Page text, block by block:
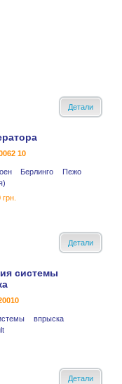
Детали
10
Берлинго Пежо
Детали
системы
впрыска
Детали